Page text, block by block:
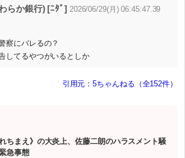
らか銀行) [ﾆﾀﾞ] 2026/06/29(月) 06:45:47.39
察にバレるの？
してるやつがいるとしか
引用元：5ちゃんねる（全152件）
ちまえ》の大炎上、佐藤二朗のハラスメント騒
急事態